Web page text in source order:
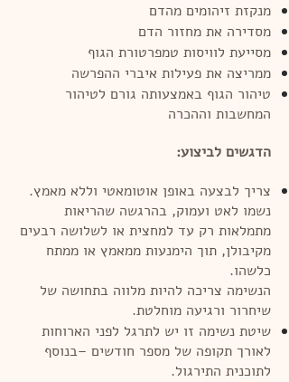
מנקזת זיהומים מהדם
מסדירה את מחזור הדם
מסייעת לוויסות טמפרטורת הגוף
ממריצה את פעילות איברי ההפרשה
טיהור הגוף באמצעותה גורם לטיהור
המחשבות וההכרה
הדגשים לביצוע:
צריך לבצעה באופן אוטומאטי וללא מאמץ.
נשמו לאט ועמוק, בהרגשה שהריאות
מתמלאות רק עד למחצית או לשלושה רבעים
מקיבולן, תוך הימנעות ממאמץ או ממתח
כלשהו.
הנשימה צריכה להיות מלווה בתחושה של
שיחרור ורגיעה מוחלטת.
שיטת נשימה זו יש לתרגל לפני הארוחות
לאורך תקופה של מספר חודשים –בנוסף
לתוכנית התירגול.